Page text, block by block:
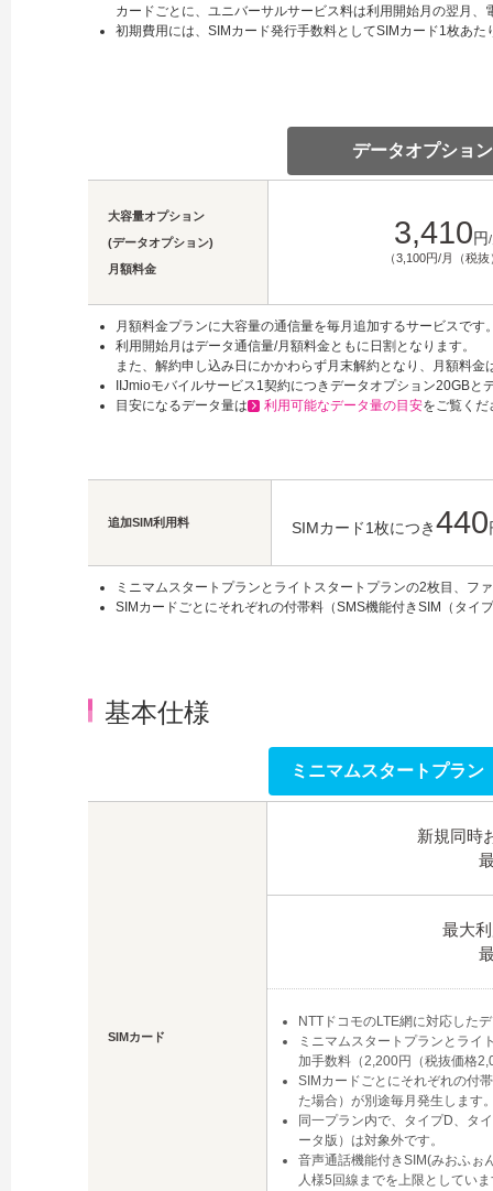
カードごとに、ユニバーサルサービス料は利用開始月の翌月
初期費用には、SIMカード発行手数料としてSIMカード1枚あ
データオプショ
大容量オプション
(データオプション)
月額料金
3,410円
（3,100円/月（税抜
月額料金プランに大容量の通信量を毎月追加するサービスで
利用開始月はデータ通信量/月額料金ともに日割となります。
また、解約申し込み日にかかわらず月末解約となり、月額料金
IIJmioモバイルサービス1契約につきデータオプション20GB
目安になるデータ量は
利用可能なデータ量の目安をご覧くだ
追加SIM利用料 SIMカード1枚につき440
ミニマムスタートプランとライトスタートプランの2枚目、フ
SIMカードごとにそれぞれの付帯料（SMS機能付きSIM（タイ
基本仕様
ミニマムスタートプラン
SIMカード
新規同時
最大
NTTドコモのLTE網に対応した
ミニマムスタートプランとライ
加手数料（2,200円（税抜価格
SIMカードごとにそれぞれの付
た場合）が別途毎月発生します
同一プラン内で、タイプD、タ
ータ版）は対象外です。
音声通話機能付きSIM(みおふぉ
人様5回線までを上限としてい